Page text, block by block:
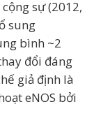
sự (2012,
sung
bình ~2
đổi đáng
giả định là
eNOS bởi